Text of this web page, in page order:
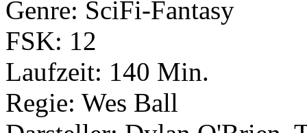
Genre: SciFi-Fantasy
FSK: 12
Laufzeit: 140 Min.
Regie: Wes Ball